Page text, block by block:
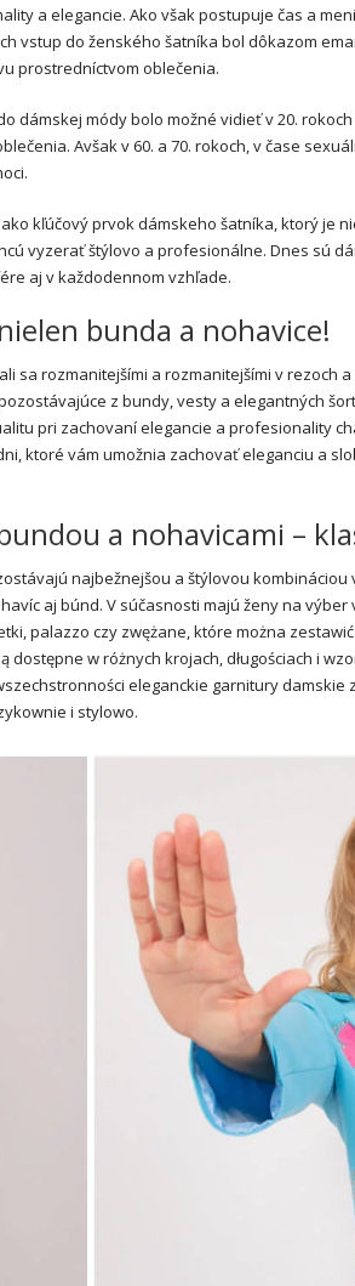
a elegancie. Ako však postupuje čas a
vstup do ženského šatníka bol dôkazom
prostredníctvom oblečenia.
dámskej módy bolo možné vidieť v 20.
Avšak v 60. a 70. rokoch, v čase
kľúčový prvok dámskeho šatníka, ktorý je
vyzerať štýlovo a profesionálne. Dnes sú
aj v každodennom vzhľade.
bunda a nohavice!
sa rozmanitejšími a rozmanitejšími v rezoch
z bundy, vesty a elegantných
pri zachovaní elegancie a profesionality
ktoré vám umožnia zachovať eleganciu a
a nohavicami –
najbežnejšou a štýlovou kombináciou
aj búnd. V súčasnosti majú ženy na
palazzo czy zwężane, które można
w różnych krojach, długościach i
eleganckie garnitury
i stylowo.